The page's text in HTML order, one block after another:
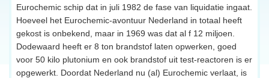
Eurochemic schip dat in juli 1982 de fase van liquidatie ingaat.
Hoeveel het Eurochemic-avontuur Nederland in totaal heeft
gekost is onbekend, maar in 1969 was dat al f 12 miljoen.
Dodewaard heeft er 8 ton brandstof laten opwerken, goed
voor 50 kilo plutonium en ook brandstof uit test-reactoren is er
opgewerkt. Doordat Nederland nu (al) Eurochemic verlaat, is